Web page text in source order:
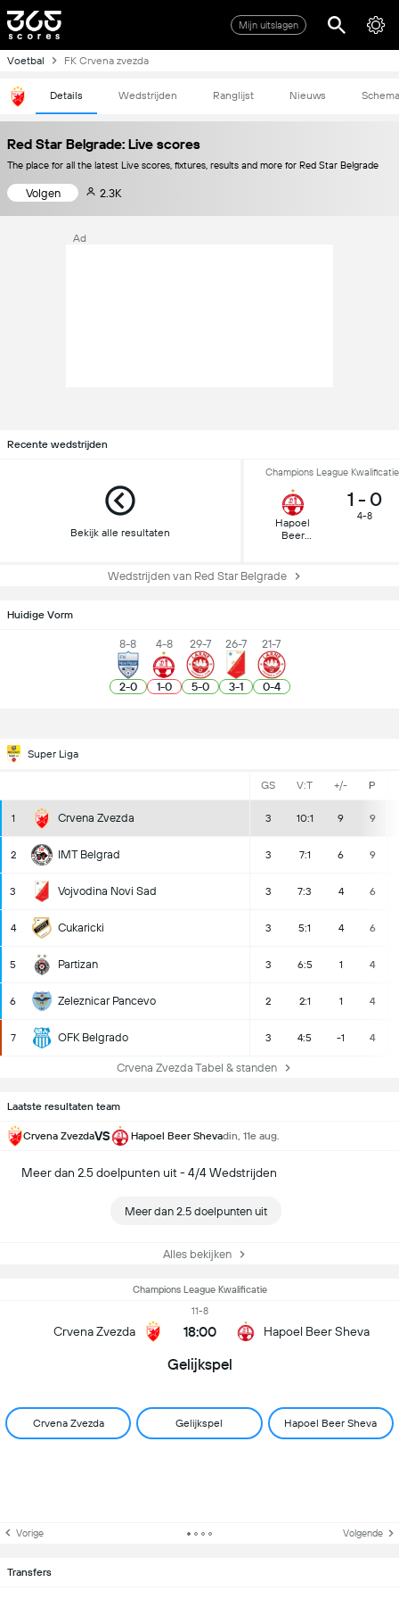
Mijn uitslagen
Voetbal FK Crvena zvezda
Details Wedstrijden Ranglijst Nieuws Schema
Red Star Belgrade: Live scores
The place for all the latest Live scores, fixtures, results and more for Red Star Belgrade
Volgen 2.3K
Ad
Recente wedstrijden
Bekijk alle resultaten
Champions League
Hapoel
Beer
1 - 0
4-8
Wedstrijden van Red Star Belgrade
Huidige Vorm
8-8
2-0
4-8
1-0
29-7
5-0
26-7
3-1
21-7
0-4
Super Liga
GS V:T +/- P
1 Crvena Zvezda 3 10:1 9 9
2 IMT Belgrad 3 7:1 6 9
3 Vojvodina Novi Sad 3 7:3 4 6
4 Cukaricki 3 5:1 4 6
5 Partizan 3 6:5 1 4
6 Zeleznicar Pancevo 2 2:1 1 4
7 OFK Belgrado 3 4:5 -1 4
Crvena Zvezda Tabel & standen
Laatste resultaten team
Crvena ZvezdaVS Hapoel Beer Shevadin, 11e aug.
Meer dan 2.5 doelpunten uit - 4/4 Wedstrijden
Meer dan 2.5 doelpunten uit
Alles bekijken
Champions League Kwalificatie
Crvena Zvezda
11-8
18:00 Hapoel Beer Sheva
Gelijkspel
Crvena Zvezda Gelijkspel Hapoel Beer Sheva
Vorige Volgende
Transfers